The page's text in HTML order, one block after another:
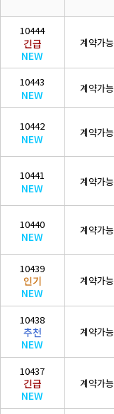
상·하수도설비공사업
(
철도·궤도공사업
(
철강구조물공사업
(
철강구조물 )
수중·준설공사업
(
승강기·삭도공사업
기계가스설비공사
(
기계설비 /
시설물
(
공법인
5년법인
10444
긴급
NEW
계약가능
10443
NEW 계약가능
10442
NEW 계약가능
10441
NEW 계약가능
10440
NEW 계약가능
10439
인기
NEW
계약가능
10438
추천
NEW
계약가능
10437
긴급
NEW
계약가능